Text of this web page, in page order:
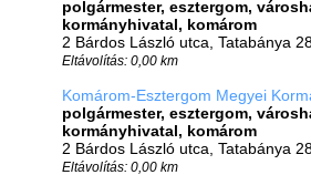
polgármester, esztergom,
kormányhivatal, komárom
2 Bárdos László utca, Tatabánya
Eltávolítás: 0,00 km
Komárom-Esztergom Megyei
polgármester, esztergom,
kormányhivatal, komárom
2 Bárdos László utca, Tatabánya
Eltávolítás: 0,00 km